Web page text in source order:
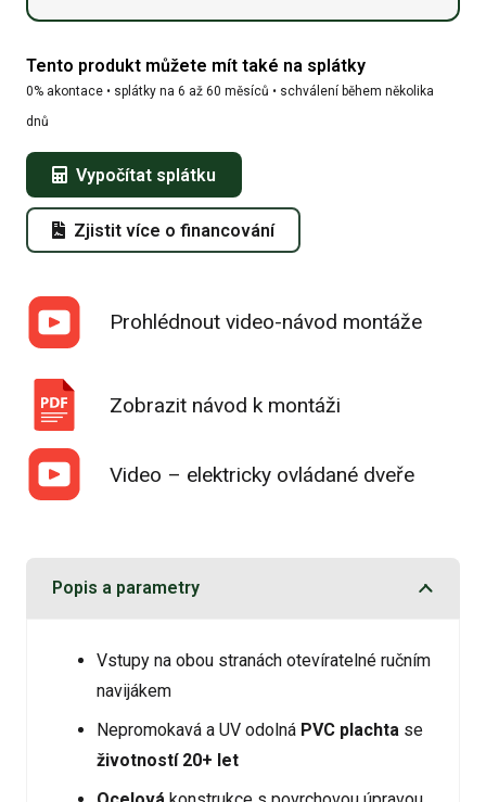
12,2
Tento produkt můžete mít také na splátky
0% akontace • splátky na 6 až 60 měsíců • schválení během několika
dnů
Vypočítat splátku
Zjistit více o financování
Prohlédnout video-návod montáže
Zobrazit návod k montáži
Video – elektricky ovládané dveře
Popis a parametry
Vstupy na obou stranách otevíratelné ručním
navijákem
Nepromokavá a UV odolná PVC plachta se
životností 20+ let